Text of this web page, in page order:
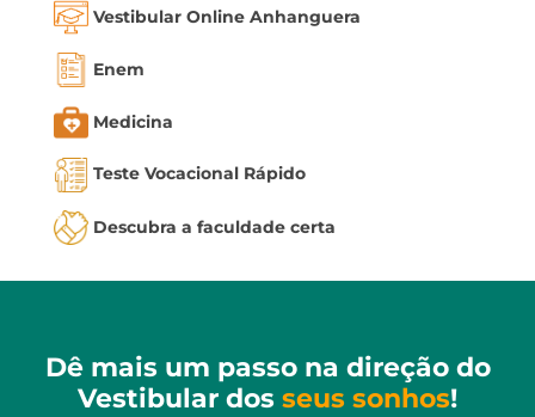
Vestibular Online Anhanguera
Enem
Medicina
Teste Vocacional Rápido
Descubra a faculdade certa
Dê mais um passo na direção do
Vestibular dos seus sonhos!